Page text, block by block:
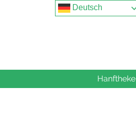
Hanftheke
Deutsch